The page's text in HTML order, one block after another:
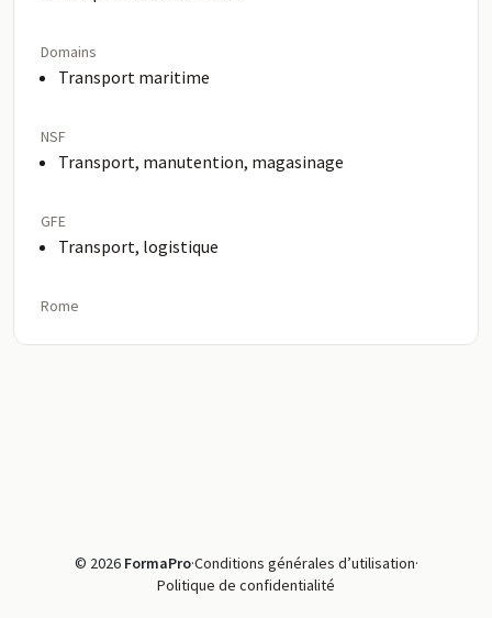
Domains
Transport maritime
NSF
Transport, manutention, magasinage
GFE
Transport, logistique
Rome
© 2026 FormaPro·Conditions générales d’utilisation·
Politique de confidentialité